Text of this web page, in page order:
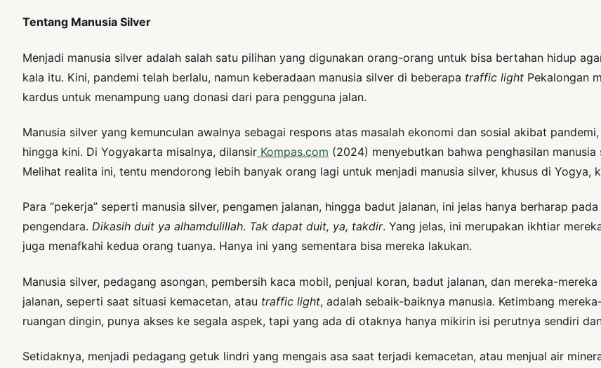
Tentang Manusia Silver
Menjadi manusia silver adalah salah satu pilihan yang digunakan orang-orang untuk bisa bertahan hidup
kala itu. Kini, pandemi telah berlalu, namun keberadaan manusia silver di beberapa traffic light Pekalongan
kardus untuk menampung uang donasi dari para pengguna jalan.
Manusia silver yang kemunculan awalnya sebagai respons atas masalah ekonomi dan sosial akibat
hingga kini. Di Yogyakarta misalnya, dilansir Kompas.com (2024) menyebutkan bahwa penghasilan
Melihat realita ini, tentu mendorong lebih banyak orang lagi untuk menjadi manusia silver, khusus di Yogya,
Para “pekerja” seperti manusia silver, pengamen jalanan, hingga badut jalanan, ini jelas hanya berharap
pengendara. Dikasih duit ya alhamdulillah. Tak dapat duit, ya, takdir. Yang jelas, ini merupakan ikhtiar
juga menafkahi kedua orang tuanya. Hanya ini yang sementara bisa mereka lakukan.
Manusia silver, pedagang asongan, pembersih kaca mobil, penjual koran, badut jalanan, dan mereka-
jalanan, seperti saat situasi kemacetan, atau traffic light, adalah sebaik-baiknya manusia. Ketimbang
ruangan dingin, punya akses ke segala aspek, tapi yang ada di otaknya hanya mikirin isi perutnya sendiri
Setidaknya, menjadi pedagang getuk lindri yang mengais asa saat terjadi kemacetan, atau menjual air